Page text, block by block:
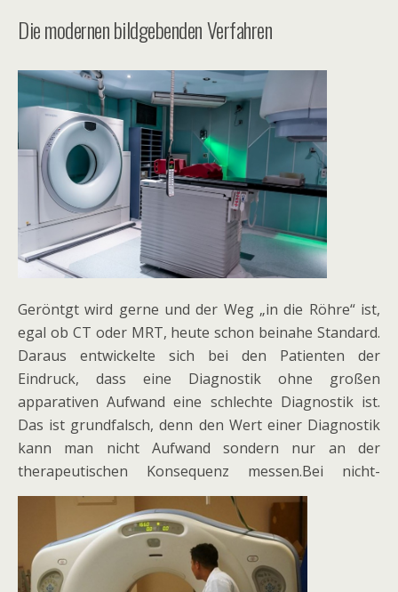
Die modernen bildgebenden Verfahren
Geröntgt wird gerne und der Weg „in die Röhre“ ist,
egal ob CT oder MRT, heute schon beinahe Standard.
Daraus entwickelte sich bei den Patienten der
Eindruck, dass eine Diagnostik ohne großen
apparativen Aufwand eine schlechte Diagnostik ist.
Das ist grundfalsch, denn den Wert einer Diagnostik
kann man nicht Aufwand sondern nur an der
therapeutischen Konsequenz messen.Bei nicht-